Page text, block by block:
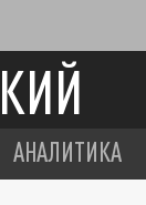
АНАЛИТИКА